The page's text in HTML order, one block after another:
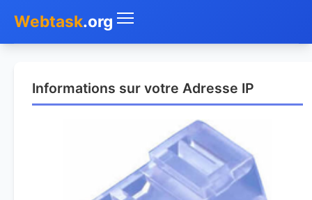
Webtask.org
Informations sur votre Adresse IP